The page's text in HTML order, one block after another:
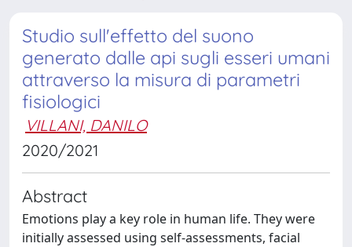
Studio sull'effetto del suono
generato dalle api sugli esseri umani
attraverso la misura di parametri
fisiologici
VILLANI, DANILO
2020/2021
Abstract
Emotions play a key role in human life. They were
initially assessed using self-assessments, facial